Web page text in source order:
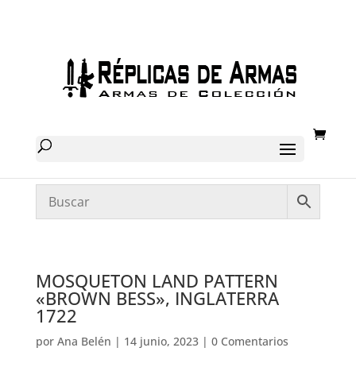
MOSQUETON LAND PATTERN
«BROWN BESS», INGLATERRA
1722
por Ana Belén | 14 junio, 2023| 0 Comentarios